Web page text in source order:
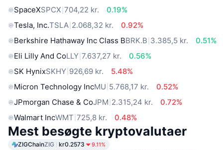
SpaceXSPCX 704,22 kr.
0.19%
Tesla, Inc.TSLA 2.068,32 kr.
0.92%
Berkshire Hathaway Inc Class BBRK.B 3.385,5 kr.
0.51%
Eli Lilly And CoLLY 7.637,27 kr.
0.56%
SK HynixSKHY 926,69 kr.
5.48%
Micron Technology IncMU 5.768,17 kr.
0.52%
JPmorgan Chase & CoJPM 2.315,24 kr.
0.72%
Walmart IncWMT 725,8 kr. 0.48%
Mest besøgte kryptovalutaer
ZIGChainZIG kr0.2573 9.11%